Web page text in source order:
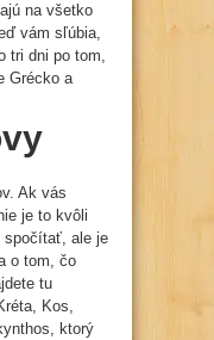
na všetko
vám sľúbia,
tri dni po tom,
Grécko a
Ak vás
je to kvôli
spočítať, ale je
o tom, čo
tu
Kos,
ktorý